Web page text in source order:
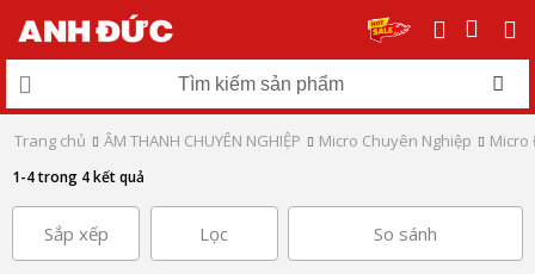
Trang chủ ÂM THANH CHUYÊN NGHIỆP Micro Chuyên Nghiệp Micro
1-4 trong 4 kết quả
Sắp xếp Lọc So sánh